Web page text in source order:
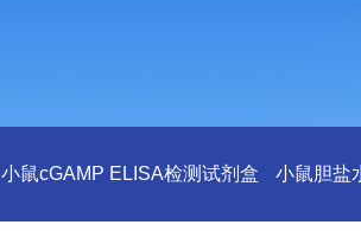
小鼠cGAMP ELISA检测试剂盒 小鼠胆盐